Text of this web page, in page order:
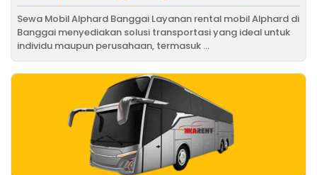
Sewa Mobil Alphard Banggai Layanan rental mobil Alphard di
Banggai menyediakan solusi transportasi yang ideal untuk
individu maupun perusahaan, termasuk ...